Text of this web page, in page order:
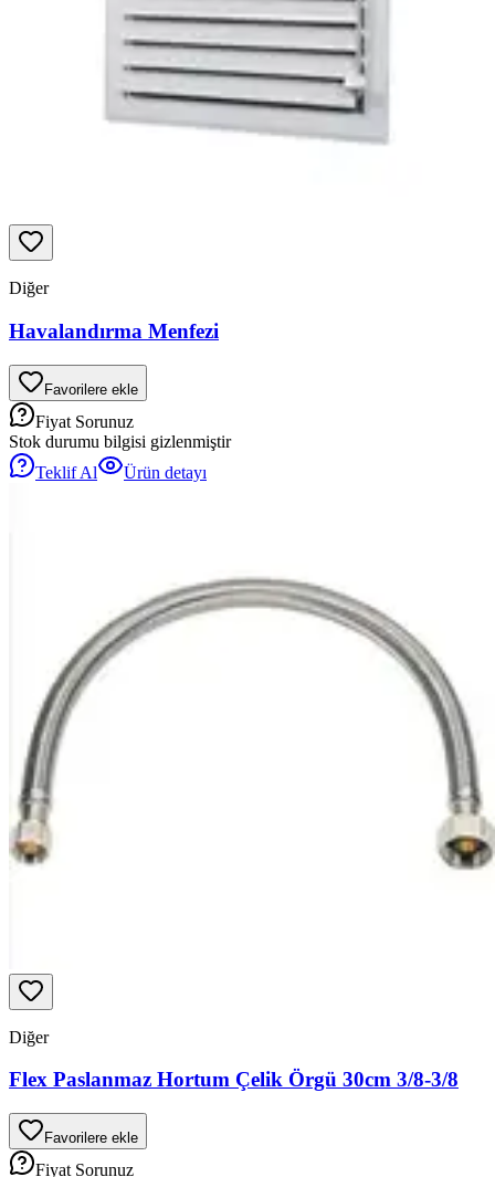
Diğer
Havalandırma Menfezi
Favorilere ekle
Fiyat Sorunuz
Stok durumu bilgisi gizlenmiştir
Teklif Al
Ürün detayı
Diğer
Flex Paslanmaz Hortum Çelik Örgü 30cm 3/8-3/8
Favorilere ekle
Fiyat Sorunuz